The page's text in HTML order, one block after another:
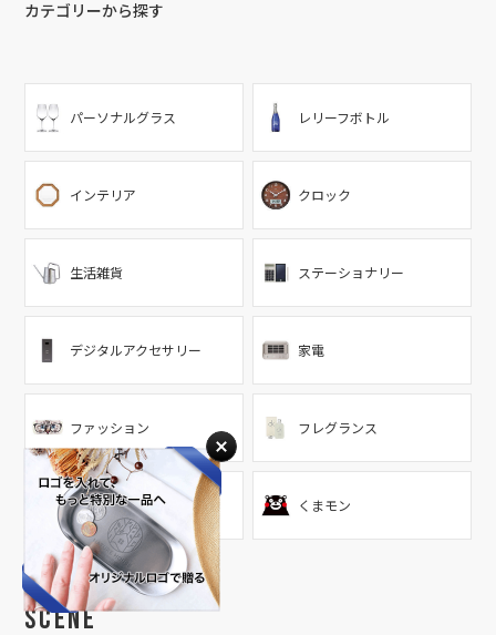
カテゴリーから探す
パーソナルグラス レリーフボトル
インテリア クロック
生活雑貨 ステーショナリー
デジタルアクセサリー 家電
ファッション フレグランス
ソノホカ くまモン
Scene